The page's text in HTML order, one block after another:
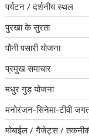
पर्यटन / दर्शनीय स्थल
पुरखा के सुरता
पौनी पसारी योजना
प्रमुख समाचार
मधुर गुड़ योजना
मनोरंजन-सिनेमा-टीवी
मोबाईल / गैजेट्स /